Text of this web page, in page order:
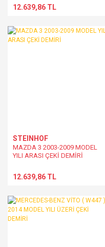
12.639,86 TL
STEINHOF
MAZDA 3 2003-2009 MODEL
YILI ARASI ÇEKİ DEMİRİ
12.639,86 TL